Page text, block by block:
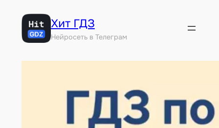
содержимому
Хит ГДЗ
Нейросеть в Телеграм